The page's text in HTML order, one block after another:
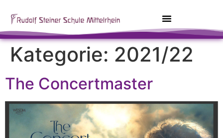
Kategorie: 2021/22
The Concertmaster